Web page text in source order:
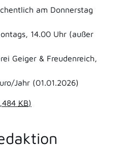
am Donnerstag
14.00 Uhr (außer
Geiger & Freudenreich,
Jahr (01.01.2026)
KB)